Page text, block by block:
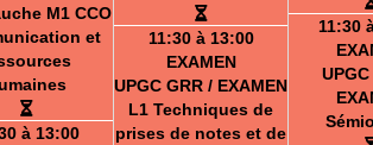
M1 CCO
et
à 13:00
11:30 à 13:00
EXAMEN
UPGC GRR / EXAMEN
L1 Techniques de
prises de notes et de
11:30